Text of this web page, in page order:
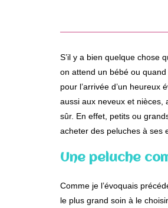
S’il y a bien quelque chose
on attend un bébé ou
pour l’arrivée d’un
aussi aux neveux et nièces,
sûr. En effet, petits ou
acheter des peluches à ses
Une peluche
Comme je l’évoquais
le plus grand soin à le